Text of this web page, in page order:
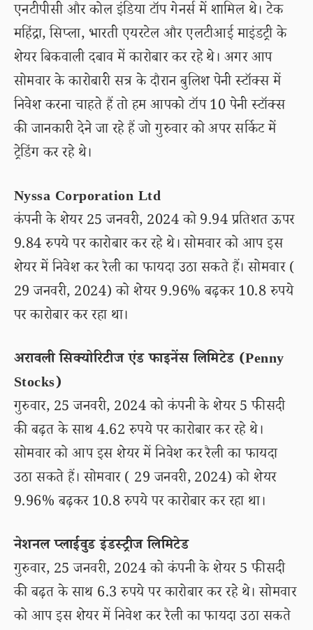
एनटीपीसी और कोल इंडिया टॉप गेनर्स में शामिल थे। टेक
महिंद्रा, सिप्ला, भारती एयरटेल और एलटीआई माइंडट्री के
शेयर बिकवाली दबाव में कारोबार कर रहे थे। अगर आप
सोमवार के कारोबारी सत्र के दौरान बुलिश पेनी स्टॉक्स में
निवेश करना चाहते हैं तो हम आपको टॉप 10 पेनी स्टॉक्स
की जानकारी देने जा रहे हैं जो गुरुवार को अपर सर्किट में
ट्रेडिंग कर रहे थे।
Nyssa Corporation Ltd
कंपनी के शेयर 25 जनवरी, 2024 को 9.94 प्रतिशत ऊपर
9.84 रुपये पर कारोबार कर रहे थे। सोमवार को आप इस
शेयर में निवेश कर रैली का फायदा उठा सकते हैं। सोमवार (
29 जनवरी, 2024) को शेयर 9.96% बढ़कर 10.8 रुपये
पर कारोबार कर रहा था।
अरावली सिक्योरिटीज एंड फाइनेंस लिमिटेड (Penny
Stocks)
गुरुवार, 25 जनवरी, 2024 को कंपनी के शेयर 5 फीसदी
की बढ़त के साथ 4.62 रुपये पर कारोबार कर रहे थे।
सोमवार को आप इस शेयर में निवेश कर रैली का फायदा
उठा सकते हैं। सोमवार ( 29 जनवरी, 2024) को शेयर
9.96% बढ़कर 10.8 रुपये पर कारोबार कर रहा था।
नेशनल प्लाईवुड इंडस्ट्रीज लिमिटेड
गुरुवार, 25 जनवरी, 2024 को कंपनी के शेयर 5 फीसदी
की बढ़त के साथ 6.3 रुपये पर कारोबार कर रहे थे। सोमवार
को आप इस शेयर में निवेश कर रैली का फायदा उठा सकते